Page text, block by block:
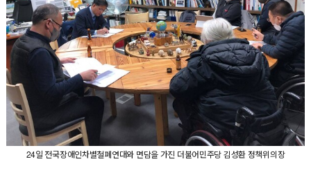
24일 전국장애인차별철폐연대와 면담을 가진 더불어민주당 김성환 정책위의장